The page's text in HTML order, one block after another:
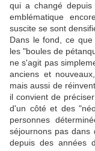
qui a changé
emblématique
suscite se sont
Dans le fond, ce
les "boules de
ne s'agit pas
anciens et
mais aussi de
il convient de
d'un côté et des
personnes
séjournons pas dans
depuis des années